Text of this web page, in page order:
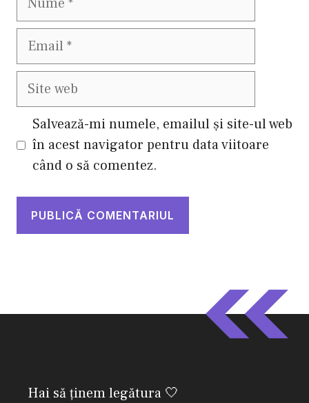
Email
Site
Salvează-mi numele, emailul și site-ul web
în acest navigator pentru data viitoare
când o să comentez.
Hai să ținem legătura 🤍